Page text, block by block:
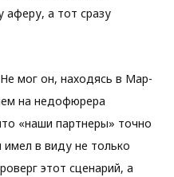
аферу, а тот сразу
мог он, находясь в Мар-
на недофюрера
«наши партнеры» точно
в виду не только
этот сценарий, а